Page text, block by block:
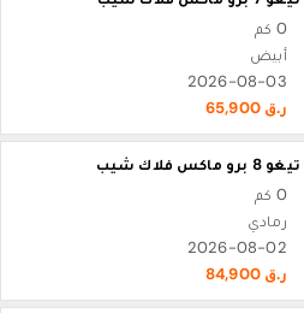
0 كم
أبيض
2026-08-03
ر.ق 65,900
0 كم
رمادي
2026-08-02
ر.ق 84,900